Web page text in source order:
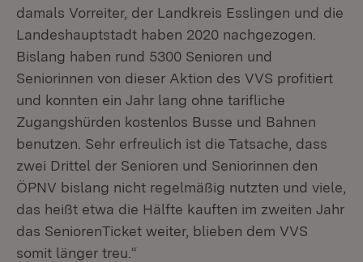
damals Vorreiter, der Landkreis Esslingen und die
Landeshauptstadt haben 2020 nachgezogen.
Bislang haben rund 5300 Senioren und
Seniorinnen von dieser Aktion des VVS profitiert
und konnten ein Jahr lang ohne tarifliche
Zugangshürden kostenlos Busse und Bahnen
benutzen. Sehr erfreulich ist die Tatsache, dass
zwei Drittel der Senioren und Seniorinnen den
ÖPNV bislang nicht regelmäßig nutzten und viele,
das heißt etwa die Hälfte kauften im zweiten Jahr
das SeniorenTicket weiter, blieben dem VVS
somit länger treu.“